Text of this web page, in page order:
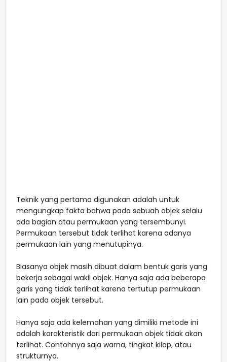
Teknik yang pertama digunakan adalah untuk
mengungkap fakta bahwa pada sebuah objek selalu
ada bagian atau permukaan yang tersembunyi.
Permukaan tersebut tidak terlihat karena adanya
permukaan lain yang menutupinya.
Biasanya objek masih dibuat dalam bentuk garis yang
bekerja sebagai wakil objek. Hanya saja ada beberapa
garis yang tidak terlihat karena tertutup permukaan
lain pada objek tersebut.
Hanya saja ada kelemahan yang dimiliki metode ini
adalah karakteristik dari permukaan objek tidak akan
terlihat. Contohnya saja warna, tingkat kilap, atau
strukturnya.